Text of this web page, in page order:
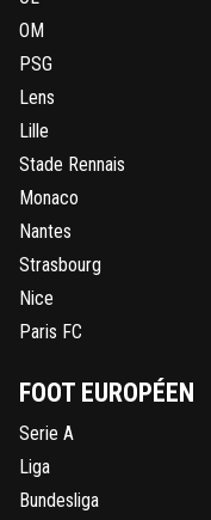
OM
PSG
Lens
Lille
Stade Rennais
Monaco
Nantes
Strasbourg
Nice
Paris FC
FOOT EUROPÉEN
Serie A
Liga
Bundesliga